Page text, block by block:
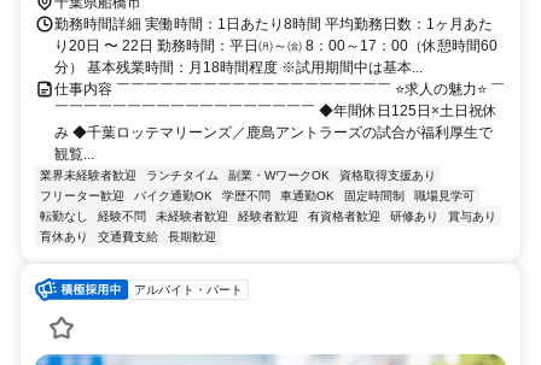
勤務時間詳細 実働時間：1日あたり8時間 平均勤務日数：1ヶ月あた
り20日 〜 22日 勤務時間：平日㈪～㈮ 8：00～17：00（休憩時間60
分） 基本残業時間：月18時間程度 ※試用期間中は基本...
仕事内容 ￣￣￣￣￣￣￣￣￣￣￣￣￣￣￣￣￣￣￣ ⭐求人の魅力⭐ ￣
￣￣￣￣￣￣￣￣￣￣￣￣￣￣￣￣￣￣ ◆年間休日125日×土日祝休
み ◆千葉ロッテマリーンズ／鹿島アントラーズの試合が福利厚生で
観覧...
業界未経験者歓迎 ランチタイム 副業・WワークOK
資格取得支援あり
フリーター歓迎
バイク通勤OK 学歴不問 車通勤OK 固定時間制
職場見学可
転勤なし
経験不問 未経験者歓迎 経験者歓迎 有資格者歓迎 研修あり
賞与あり
育休あり
交通費支給 長期歓迎
アルバイト・パート